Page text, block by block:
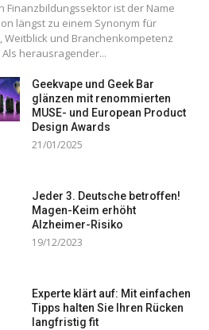
Finanzbildungssektor ist der Name
längst zu einem Synonym für
Weitblick und Branchenkompetenz
herausragender...
Geekvape und Geek Bar
glänzen mit renommierten
MUSE- und European Product
Design Awards
21/01/2025
Jeder 3. Deutsche betroffen!
Magen-Keim erhöht
Alzheimer-Risiko
19/12/2023
Experte klärt auf: Mit einfachen
Tipps halten Sie Ihren Rücken
langfristig fit